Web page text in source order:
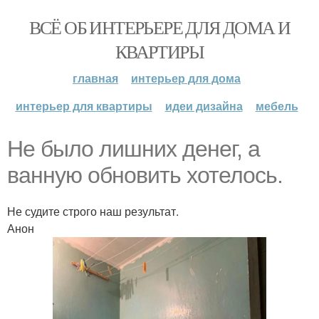
ВСЁ ОБ ИНТЕРЬЕРЕ ДЛЯ ДОМА И
КВАРТИРЫ
главная
интерьер для дома
интерьер для квартиры
идеи дизайна мебель
Не было лишних денег, а
ванную обновить хотелось.
Не судите строго наш результат.
Анон